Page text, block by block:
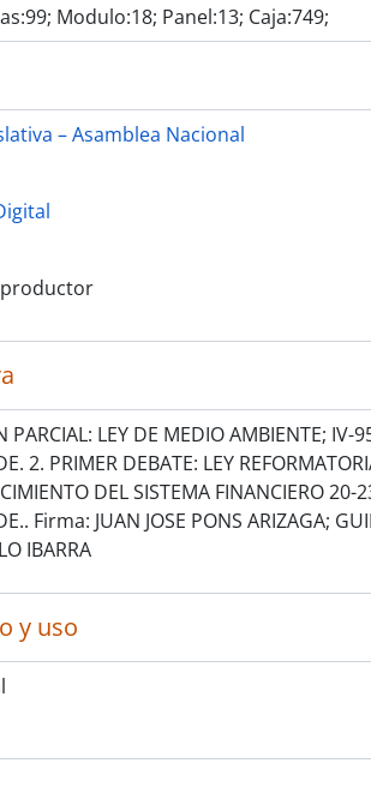
Modulo:18; Panel:13; Caja:749;
– Asamblea Nacional
PARCIAL: LEY DE MEDIO AMBIENTE; IV-
2. PRIMER DEBATE: LEY
DEL SISTEMA FINANCIERO 20-
Firma: JUAN JOSE PONS ARIZAGA;
IBARRA
y uso